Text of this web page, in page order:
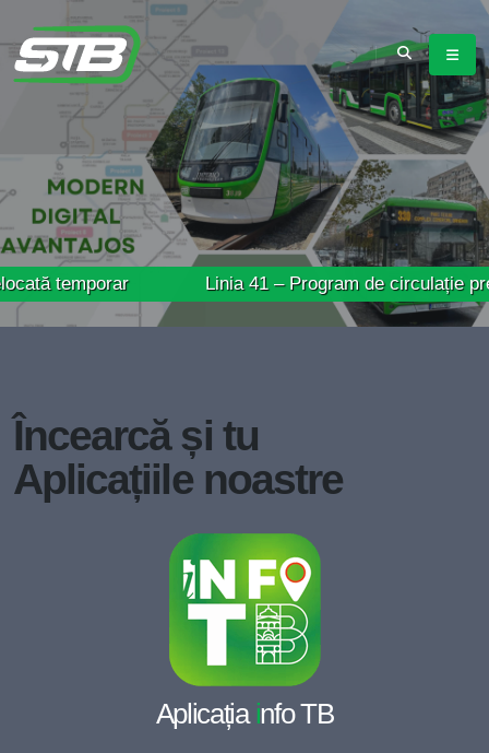
Linia 41 – Program de circulație prelungit în
Încearcă și tu
Aplicațiile noastre
Aplicația info TB